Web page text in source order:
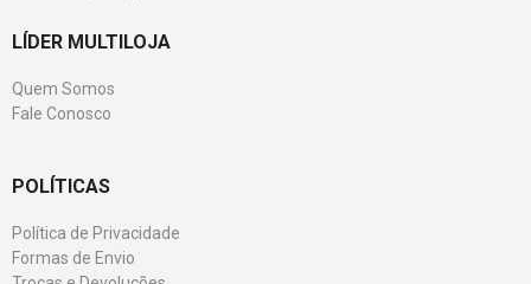
LÍDER MULTILOJA
Quem Somos
Fale Conosco
POLÍTICAS
Política de Privacidade
Formas de Envio